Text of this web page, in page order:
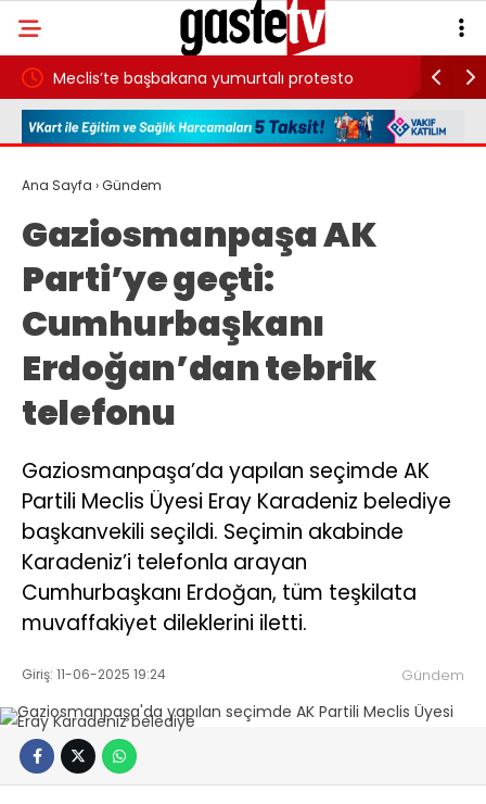
Meclis’te başbakana yumurtalı protesto Yangın
Ana Sayfa ›Gündem
Gaziosmanpaşa AK
Parti’ye geçti:
Cumhurbaşkanı
Erdoğan’dan tebrik
telefonu
Gaziosmanpaşa’da yapılan seçimde AK
Partili Meclis Üyesi Eray Karadeniz belediye
başkanvekili seçildi. Seçimin akabinde
Karadeniz’i telefonla arayan
Cumhurbaşkanı Erdoğan, tüm teşkilata
muvaffakiyet dileklerini iletti.
Giriş: 11-06-2025 19:24 Gündem